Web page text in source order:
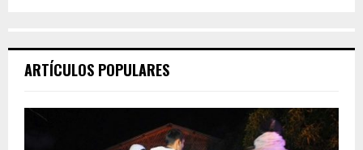
ARTÍCULOS POPULARES